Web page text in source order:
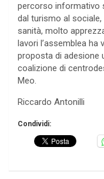
percorso informativo
dal turismo al sociale,
sanità, molto
lavori l’assemblea ha
proposta di adesione
coalizione di
Meo.
Riccardo Antonilli
Condividi: